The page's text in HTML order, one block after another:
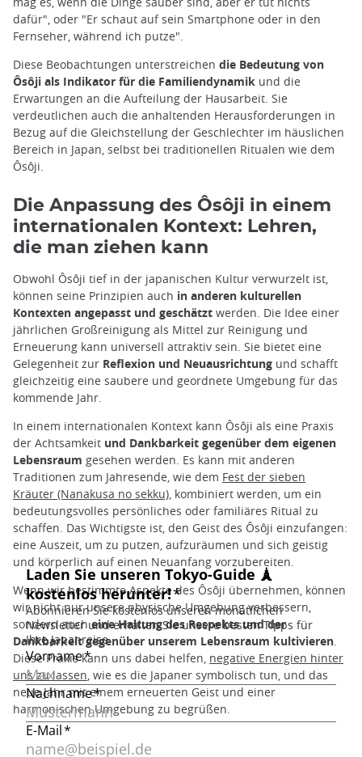
dafür", oder "Er schaut auf sein Smartphone oder in den
Fernseher, während ich putze".
Diese Beobachtungen unterstreichen die Bedeutung von
Ôsôji als Indikator für die Familiendynamik und die
Erwartungen an die Aufteilung der Hausarbeit. Sie
verdeutlichen auch die anhaltenden Herausforderungen in
Bezug auf die Gleichstellung der Geschlechter im häuslichen
Bereich in Japan, selbst bei traditionellen Ritualen wie dem
Ôsôji.
Die Anpassung des Ôsôji in einem
internationalen Kontext: Lehren,
die man ziehen kann
Obwohl Ôsôji tief in der japanischen Kultur verwurzelt ist,
können seine Prinzipien auch in anderen kulturellen
Kontexten angepasst und geschätzt werden. Die Idee einer
jährlichen Großreinigung als Mittel zur Reinigung und
Erneuerung kann universell attraktiv sein. Sie bietet eine
Gelegenheit zur Reflexion und Neuausrichtung und schafft
gleichzeitig eine saubere und geordnete Umgebung für das
kommende Jahr.
In einem internationalen Kontext kann Ôsôji als eine Praxis
der Achtsamkeit und Dankbarkeit gegenüber dem eigenen
Lebensraum gesehen werden. Es kann mit anderen
Traditionen zum Jahresende, wie dem Fest der sieben
Kräuter (Nanakusa no sekku), kombiniert werden, um ein
bedeutungsvolles persönliches oder familiäres Ritual zu
schaffen. Das Wichtigste ist, den Geist des Ôsôji einzufangen:
eine Auszeit, um zu putzen, aufzuräumen und sich geistig
und körperlich auf einen Neuanfang vorzubereiten.
Wenn wir bestimmte Aspekte des Ôsôji übernehmen, können
wir nicht nur unsere physische Umgebung verbessern,
sondern aucheine Haltung des Respekts und der
Dankbarkeit gegenüber unserem Lebensraum kultivieren.
Diese Praxis kann uns dabei helfen, negative Energien hinter
uns zu lassen, wie es die Japaner symbolisch tun, und das
neue Jahr mit einem erneuerten Geist und einer
harmonischen Umgebung zu begrüßen.